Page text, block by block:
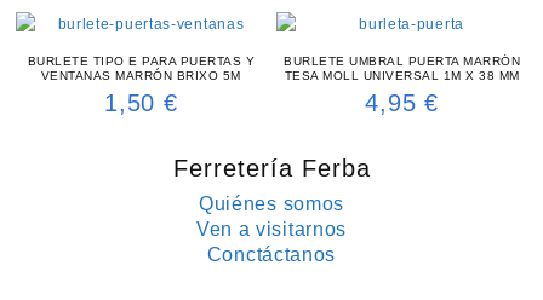
BURLETE TIPO E PARA PUERTAS Y
VENTANAS MARRÓN BRIXO 5M
1,50 €
BURLETE UMBRAL PUERTA MARRÓN
TESA MOLL UNIVERSAL 1M X 38 MM
4,95 €
Ferretería Ferba
Quiénes somos
Ven a visitarnos
Conctáctanos